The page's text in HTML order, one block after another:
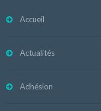
Accueil
Actualités
Adhésion